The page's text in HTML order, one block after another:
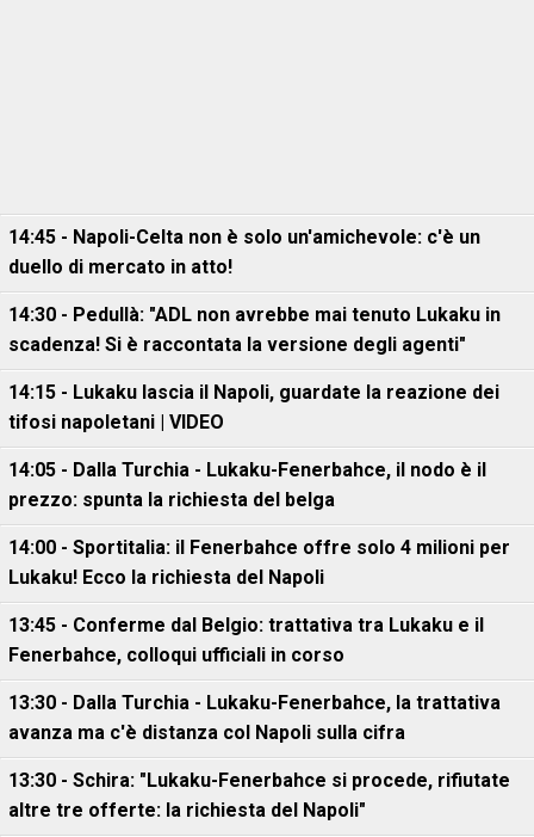
14:45 - Napoli-Celta non è solo un'amichevole: c'è un
duello di mercato in atto!
14:30 - Pedullà: "ADL non avrebbe mai tenuto Lukaku in
scadenza! Si è raccontata la versione degli agenti"
14:15 - Lukaku lascia il Napoli, guardate la reazione dei
tifosi napoletani | VIDEO
14:05 - Dalla Turchia - Lukaku-Fenerbahce, il nodo è il
prezzo: spunta la richiesta del belga
14:00 - Sportitalia: il Fenerbahce offre solo 4 milioni per
Lukaku! Ecco la richiesta del Napoli
13:45 - Conferme dal Belgio: trattativa tra Lukaku e il
Fenerbahce, colloqui ufficiali in corso
13:30 - Dalla Turchia - Lukaku-Fenerbahce, la trattativa
avanza ma c'è distanza col Napoli sulla cifra
13:30 - Schira: "Lukaku-Fenerbahce si procede, rifiutate
altre tre offerte: la richiesta del Napoli"